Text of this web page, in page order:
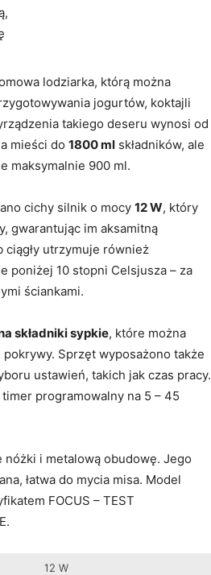
lodziarka, którą można
jogurtów, koktajli
takiego deseru wynosi od
mieści do 1800 ml składników, ale
maksymalnie 900 ml.
cichy silnik o mocy 12 W, który
gwarantując im aksamitną
ciągły utrzymuje również
poniżej 10 stopni Celsjusza – za
ściankami.
składniki sypkie, które można
Sprzęt wyposażono także
ustawień, takich jak czas pracy.
programowalny na 5 – 45
nóżki i metalową obudowę. Jego
łatwa do mycia misa. Model
FOCUS – TEST
12 W